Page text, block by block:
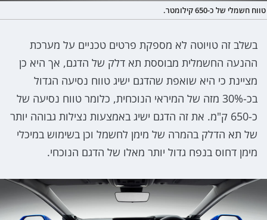
טווח חשמלי של כ-650 קילומטר.
בשלב זה טויוטה לא מספקת פרטים טכניים על מערכת
ההנעה החשמלית מבוססת תא דלק של הדגם, אך היא כן
מציינת כי היא שואפת שהדגם ישיג טווח נסיעה הגדול
בכ-30% מזה של המיראי הנוכחית, כלומר טווח נסיעה של
כ-650 ק"מ. את זה הדגם ישיג באמצעות נצילות גבוהה יותר
של תא הדלק בהמרה של מימן לחשמל וכן בשימוש במיכלי
מימן דחוס בנפח גדול יותר מאלו של הדגם הנוכחי.